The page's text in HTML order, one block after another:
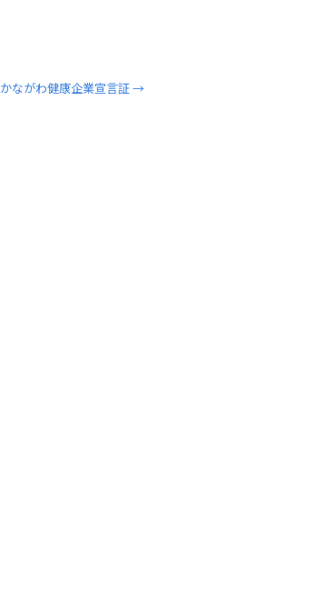
かながわ健康企業宣言証→